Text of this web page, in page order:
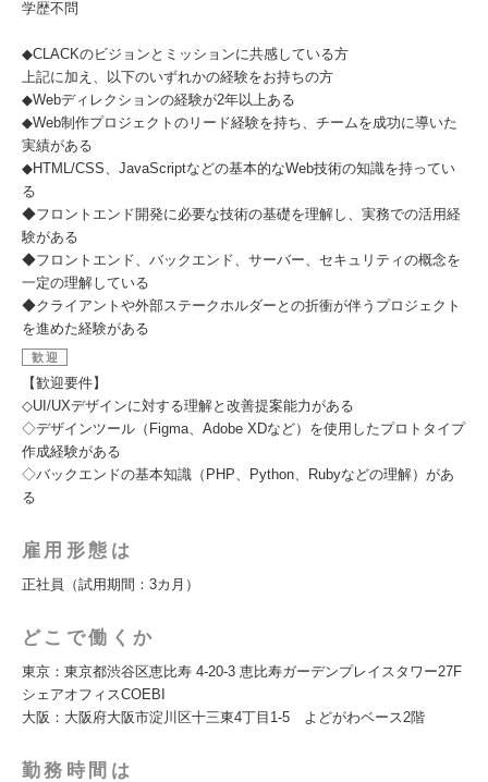
学歴不問
◆CLACKのビジョンとミッションに共感している方
上記に加え、以下のいずれかの経験をお持ちの方
◆Webディレクションの経験が2年以上ある
◆Web制作プロジェクトのリード経験を持ち、チームを成功に導いた
実績がある
◆HTML/CSS、JavaScriptなどの基本的なWeb技術の知識を持ってい
る
◆フロントエンド開発に必要な技術の基礎を理解し、実務での活用経
験がある
◆フロントエンド、バックエンド、サーバー、セキュリティの概念を
一定の理解している
◆クライアントや外部ステークホルダーとの折衝が伴うプロジェクト
を進めた経験がある
歓迎
【歓迎要件】
◇UI/UXデザインに対する理解と改善提案能力がある
◇デザインツール（Figma、Adobe XDなど）を使用したプロトタイプ
作成経験がある
◇バックエンドの基本知識（PHP、Python、Rubyなどの理解）があ
る
雇用形態は
正社員（試用期間：3カ月）
どこで働くか
東京：東京都渋谷区恵比寿 4-20-3 恵比寿ガーデンプレイスタワー27F
シェアオフィスCOEBI
大阪：大阪府大阪市淀川区十三東4丁目1-5 よどがわベース2階
勤務時間は